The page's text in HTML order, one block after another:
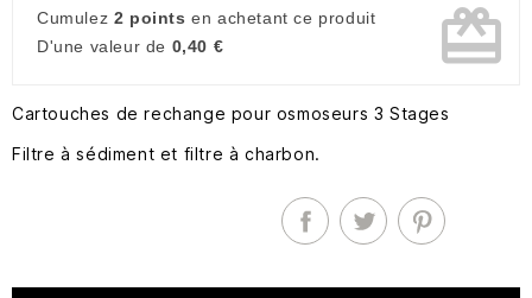
Cumulez 2 points en achetant ce produit
D'une valeur de 0,40 € card_giftcard
Cartouches de rechange pour osmoseurs 3 Stages
Filtre à sédiment et filtre à charbon.